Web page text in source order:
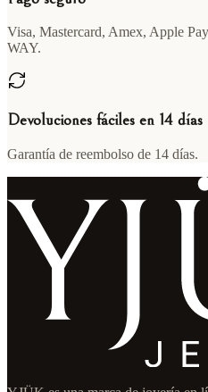
Visa, Mastercard, Amex, Apple
WAY.
Devoluciones fáciles en 14 días
Garantía de reembolso de 14 días.